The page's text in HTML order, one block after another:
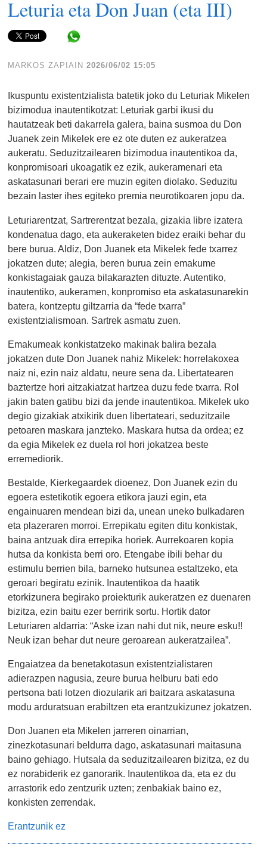
Leturia eta Don Juan (eta III)
MARKOS ZAPIAIN 2026/06/02 15:05
Ikuspuntu existentzialista batetik joko du Leturiak Mikelen
bizimodua inautentikotzat: Leturiak garbi ikusi du
hautatzeak beti dakarrela galera, baina susmoa du Don
Juanek zein Mikelek ere ez ote duten ez aukeratzea
aukeratu. Seduzitzailearen bizimodua inautentikoa da,
konpromisoari ukoagatik ez ezik, aukeramenari eta
askatasunari berari ere muzin egiten diolako. Seduzitu
bezain laster ihes egiteko premia neurotikoaren jopu da.
Leturiarentzat, Sartrerentzat bezala, gizakia libre izatera
kondenatua dago, eta aukeraketen bidez eraiki behar du
bere burua. Aldiz, Don Juanek eta Mikelek fede txarrez
jokatzen dute; alegia, beren burua zein emakume
konkistagaiak gauza bilakarazten dituzte. Autentiko,
inautentiko, aukeramen, konpromiso eta askatasunarekin
batera, kontzeptu giltzarria da “fede txarra”
existentzialismoan. Sartrek asmatu zuen.
Emakumeak konkistatzeko makinak balira bezala
jokatzen dute Don Juanek nahiz Mikelek: horrelakoxea
naiz ni, ezin naiz aldatu, neure sena da. Libertatearen
baztertze hori aitzakiatzat hartzea duzu fede txarra. Rol
jakin baten gatibu bizi da jende inautentikoa. Mikelek uko
degio gizakiak atxikirik duen libertateari, seduzitzaile
petoaren maskara janzteko. Maskara hutsa da ordea; ez
da egia Mikelek ez duela rol hori jokatzea beste
erremediorik.
Bestalde, Kierkegaardek dioenez, Don Juanek ezin du
egoera estetikotik egoera etikora jauzi egin, eta
engainuaren mendean bizi da, unean uneko bulkadaren
eta plazeraren morroi. Errepikatu egiten ditu konkistak,
baina antzuak dira errepika horiek. Aurrekoaren kopia
hutsa da konkista berri oro. Etengabe ibili behar du
estimulu berrien bila, barneko hutsunea estaltzeko, eta
geroari begiratu ezinik. Inautentikoa da haatik
etorkizunera begirako proiekturik aukeratzen ez duenaren
bizitza, ezin baitu ezer berririk sortu. Hortik dator
Leturiaren aldarria: “Aske izan nahi dut nik, neure esku!!
Neuk izan behar dut neure geroarean aukeratzailea”.
Engaiatzea da benetakotasun existentzialistaren
adierazpen nagusia, zeure burua helburu bati edo
pertsona bati lotzen diozularik ari baitzara askatasuna
modu arduratsuan erabiltzen eta erantzukizunez jokatzen.
Don Juanen eta Mikelen jarreren oinarrian,
zinezkotasunari beldurra dago, askatasunari maitasuna
baino gehiago. Hutsala da seduzitzailearen bizitza, ez du
ez norabiderik ez ganorarik. Inautentikoa da, eta ez du
arrastorik edo zentzurik uzten; zenbakiak baino ez,
konkisten zerrendak.
Erantzunik ez